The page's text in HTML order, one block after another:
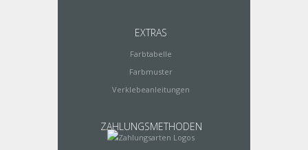
EXTRAS
Farbtabelle
Farbmuster
Verklebeanleitungen
ZAHLUNGSMETHODEN